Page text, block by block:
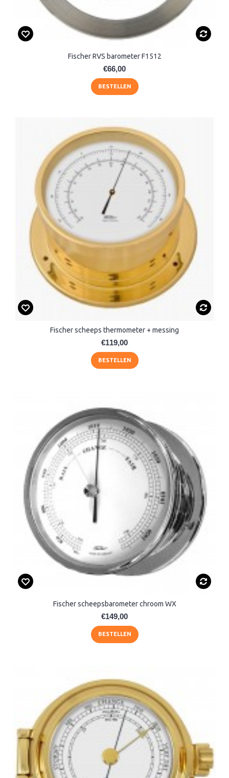
Fischer RVS barometer F1512
€66,00
BESTELLEN
Fischer scheeps thermometer + messing
€119,00
BESTELLEN
Fischer scheepsbarometer chroom WX
€149,00
BESTELLEN